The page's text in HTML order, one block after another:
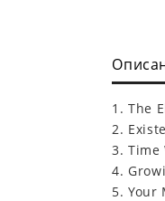
1. The
2.
3. Time
4.
5. Your